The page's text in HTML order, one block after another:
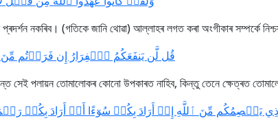
নকৰিব। (গতিকে জানি থোৱা) আল্লাহৰ লগত কৰা অংগীকাৰ সম্পৰ্কে
قُل لَّن يَنفَعَكُمُ ٱلۡفِرَارُ إِن فَرَرۡتُم مِّنَ
সেই পলায়ন তোমালোকৰ কোনো উপকাৰত নাহিব, কিন্তু তেনে ক্ষেত্ৰত
يَعۡصِمُكُم مِّنَ ٱللَّهِ إِنۡ أَرَادَ بِكُمۡ سُوٓءًا أَوۡ أَرَادَ بِكُمۡ رَحۡمَةٗۚ